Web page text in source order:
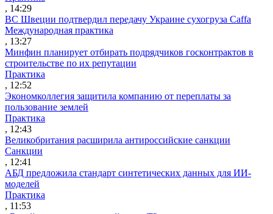
, 14:29
ВС Швеции подтвердил передачу Украине сухогруза Caffa
Международная практика
, 13:27
Минфин планирует отбирать подрядчиков госконтрактов в
строительстве по их репутации
Практика
, 12:52
Экономколлегия защитила компанию от переплаты за
пользование землей
Практика
, 12:43
Великобритания расширила антироссийские санкции
Санкции
, 12:41
АБД предложила стандарт синтетических данных для ИИ-
моделей
Практика
, 11:53